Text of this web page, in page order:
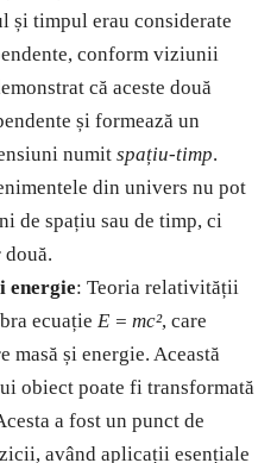
și timpul erau considerate
conform viziunii
că aceste două
și formează un
numitspațiu-timp.
din univers nu pot
de spațiu sau de timp, ci
energie: Teoria relativității
ecuație E = mc², care
masă și energie. Această
obiect poate fi transformată
a fost un punct de
având aplicații esențiale